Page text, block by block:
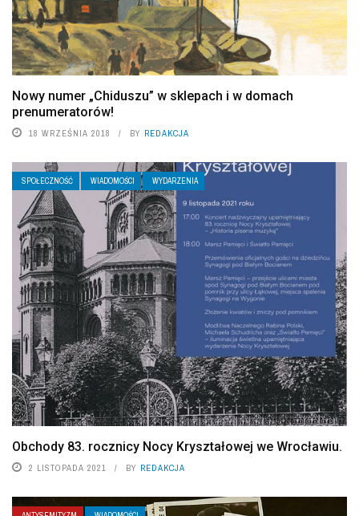
Nowy numer „Chiduszu” w sklepach i w domach
prenumeratorów!
18 WRZEŚNIA 2018 BY REDAKCJA
SPOŁECZNOŚĆ WIADOMOŚCI WYDARZENIA
Obchody 83. rocznicy Nocy Kryształowej we Wrocławiu.
2 LISTOPADA 2021 BY REDAKCJA